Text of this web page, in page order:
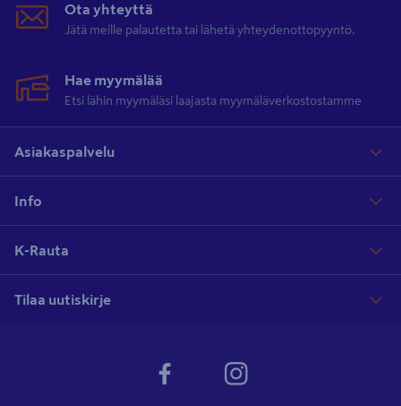
Ota yhteyttä
Jätä meille palautetta tai lähetä yhteydenottopyyntö.
Hae myymälää
Etsi lähin myymäläsi laajasta myymäläverkostostamme
Asiakaspalvelu
Info
K-Rauta
Tilaa uutiskirje